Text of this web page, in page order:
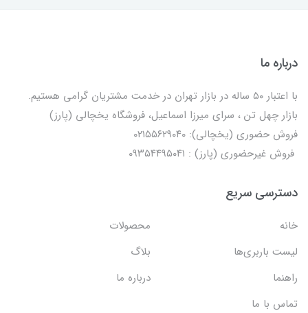
درباره ما
با اعتبار ۵۰ ساله در بازار تهران در خدمت مشتریان گرامی هستیم.
بازار چهل تن ، سرای میرزا اسماعیل، فروشگاه یخچالی‌ (پارز)
فروش حضوری (یخچالی): ۰۲۱۵۵۶۲۹۰۴۰
فروش غیرحضوری (پارز) : ۰۹۳۵۴۴۹۵۰۴۱
دسترسی سریع
خانه
محصولات
لیست باربری‌ها
بلاگ
راهنما
درباره ما
تماس با ما